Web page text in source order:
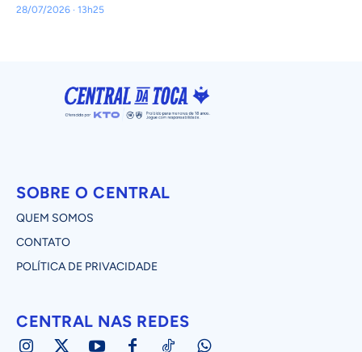
28/07/2026 · 13h25
SOBRE O CENTRAL
QUEM SOMOS
CONTATO
POLÍTICA DE PRIVACIDADE
CENTRAL NAS REDES